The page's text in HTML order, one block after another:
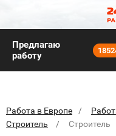
Предлагаю
работу
Работа в Европе
Строитель
Строитель